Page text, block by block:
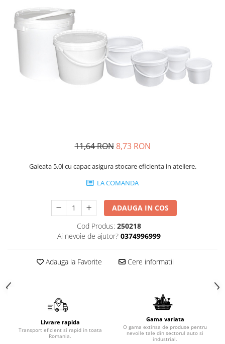
Protectie piele
Protectie vizuala
Vopsire
Sisteme si pahare PPS
Pahare de amestec
Curatare
11,64 RON 8,73 RON
Galeata 5,0l cu capac asigura stocare eficienta in ateliere.
LA COMANDA
ADAUGA IN COS
Cod Produs: 250218
Ai nevoie de ajutor? 0374996999
Adauga la Favorite Cere informatii
Livrare rapida
Transport eficient si rapid in toata
Romania.
Gama variata
O gama extinsa de produse pentru
nevoile tale din sectorul auto si
industrial.